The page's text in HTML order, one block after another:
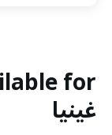
for
غينيا